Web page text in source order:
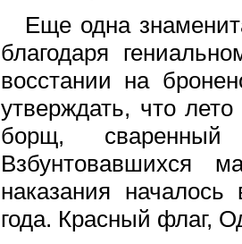
Еще одна
благодаря
восстании на
утверждать, что
борщ,
Взбунтовавшихся
наказания
года. Красный флаг,